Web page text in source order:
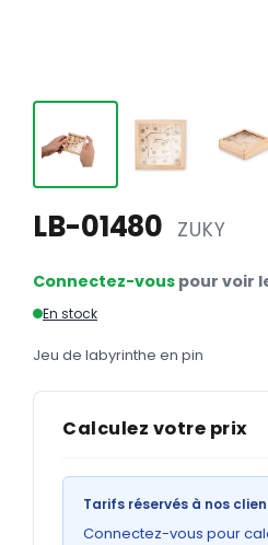
Tête de lettre
Enveloppes
Sous-mains
Chemises
GRAND FORMAT
LB-01480 ZUKY
Connectez-vous pour voir
En stock
Jeu de labyrinthe en pin
Calculez votre prix
Tarifs réservés à nos
Connectez-vous pour